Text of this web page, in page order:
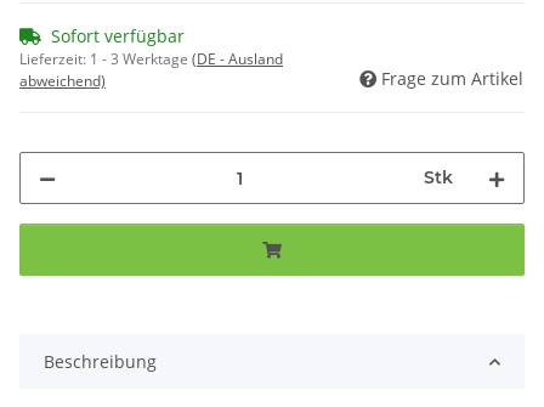
Sofort verfügbar
Lieferzeit: 1 - 3 Werktage (DE - Ausland
abweichend)
Frage zum Artikel
Stk
Beschreibung